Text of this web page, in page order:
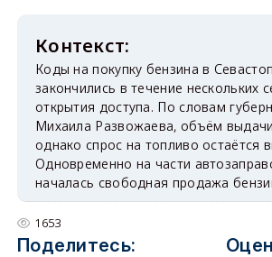
Коды на покупку бензина в
закончились в течение нескольких
открытия доступа. По словам
Михаила Развожаева, объём
однако спрос на топливо остаётся
Одновременно на части
началась свободная продажа
1653
Поделитесь: